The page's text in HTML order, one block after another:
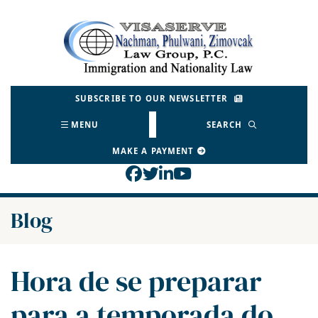
Return home
SUBSCRIBE TO OUR NEWSLETTER
MENU SEARCH
MAKE A PAYMENT
View our profile on
View our feed on
View our firm profile
View our channel
Blog
Hora de se preparar